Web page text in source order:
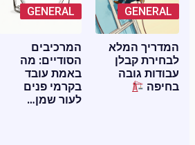
GENERAL
המדריך המלא
לבחירת קבלן
עבודות גובה
בחיפה
GENERAL
המרכיבים
הסודיים: מה
באמת עובד
בקרמי פנים
לעור שמן…